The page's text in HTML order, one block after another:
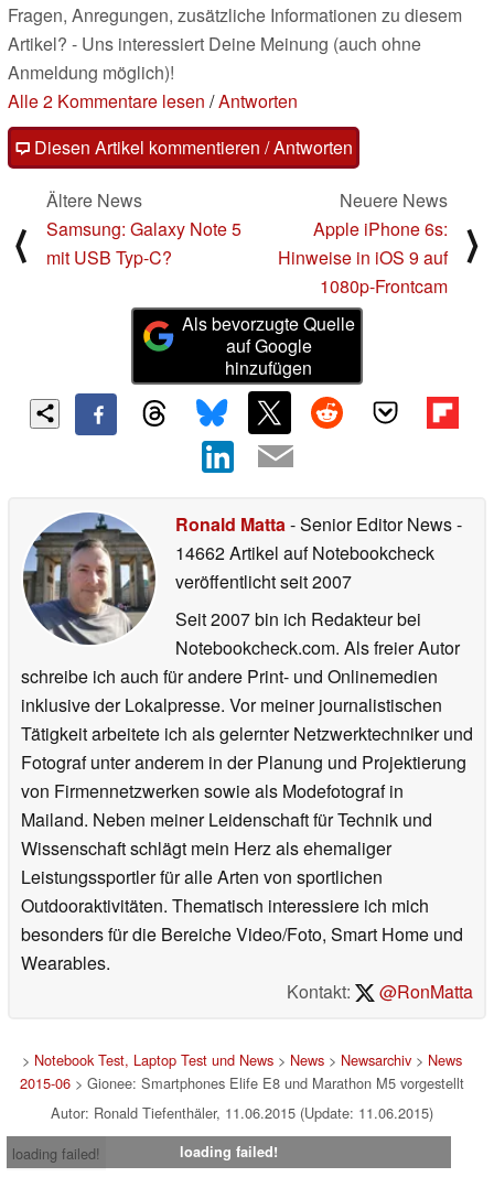
Fragen, Anregungen, zusätzliche Informationen zu diesem
Artikel? - Uns interessiert Deine Meinung (auch ohne
Anmeldung möglich)!
Alle 2 Kommentare lesen /Antworten
Diesen Artikel kommentieren / Antworten
⟨
Ältere News
Samsung: Galaxy Note 5
mit USB Typ-C?
Neuere News
Apple iPhone 6s:
Hinweise in iOS 9 auf
1080p-Frontcam
⟩
Als bevorzugte Quelle
auf Google
hinzufügen
Ronald Matta - Senior Editor News-
14662 Artikel auf Notebookcheck
veröffentlichtseit 2007
Seit 2007 bin ich Redakteur bei
Notebookcheck.com. Als freier Autor
schreibe ich auch für andere Print- und Onlinemedien
inklusive der Lokalpresse. Vor meiner journalistischen
Tätigkeit arbeitete ich als gelernter Netzwerktechniker und
Fotograf unter anderem in der Planung und Projektierung
von Firmennetzwerken sowie als Modefotograf in
Mailand. Neben meiner Leidenschaft für Technik und
Wissenschaft schlägt mein Herz als ehemaliger
Leistungssportler für alle Arten von sportlichen
Outdooraktivitäten. Thematisch interessiere ich mich
besonders für die Bereiche Video/Foto, Smart Home und
Wearables.
Kontakt:
@RonMatta
> Notebook Test, Laptop Test und News> News> Newsarchiv> News
2015-06> Gionee: Smartphones Elife E8 und Marathon M5 vorgestellt
Autor: Ronald Tiefenthäler, 11.06.2015 (Update: 11.06.2015)
loading failed!
loading failed!